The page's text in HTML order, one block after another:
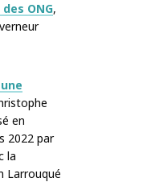
ONG,
en
2022 par
la
Larrouqué